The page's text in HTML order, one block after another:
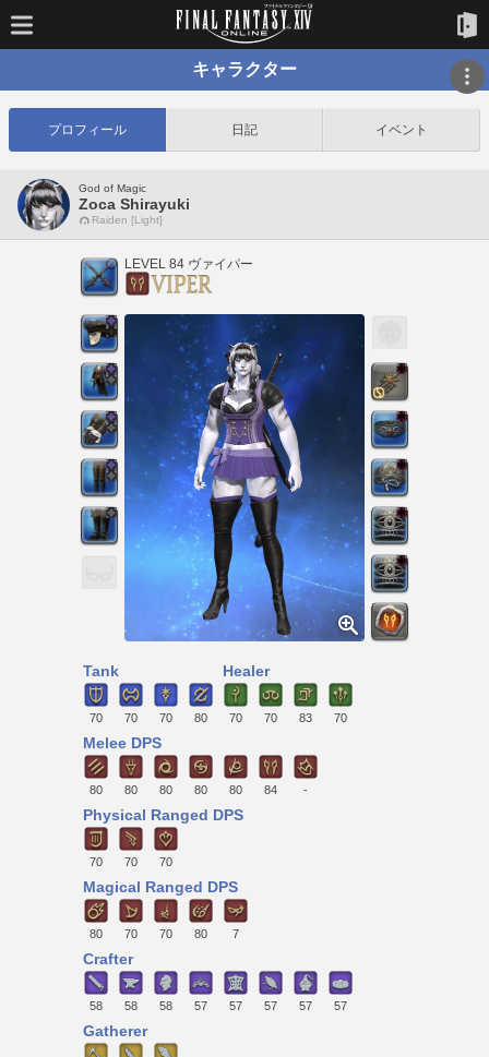
キャラクター
プロフィール 日記 イベント
God of Magic
Zoca Shirayuki
Raiden [Light]
LEVEL 84 ヴァイパー
Tank
70 70 70 80
Healer
70 70 83 70
Melee DPS
80 80 80 80 80 84 -
Physical Ranged DPS
70 70 70
Magical Ranged DPS
80 70 70 80 7
Crafter
58 58 58 57 57 57 57 57
Gatherer